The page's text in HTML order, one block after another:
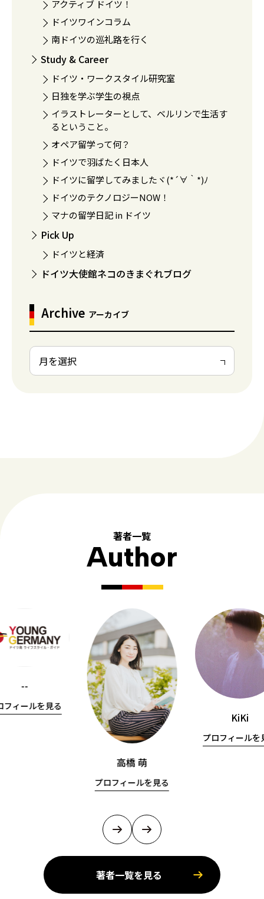
アクティブ ドイツ！
ドイツワインコラム
南ドイツの巡礼路を行く
Study & Career
ドイツ・ワークスタイル研究室
日独を学ぶ学生の視点
イラストレーターとして、ベルリンで生活す
るということ。
オペア留学って何？
ドイツで羽ばたく日本人
ドイツに留学してみましたヾ(*´∀｀*)ﾉ
ドイツのテクノロジーNOW！
マナの留学日記 in ドイツ
Pick Up
ドイツと経済
ドイツ大使館ネコのきまぐれブログ
Archive アーカイブ
著者一覧
Author
--
フィールを見る
高橋 萌
プロフィールを見る
KiKi
プロフィールを
著者一覧を見る